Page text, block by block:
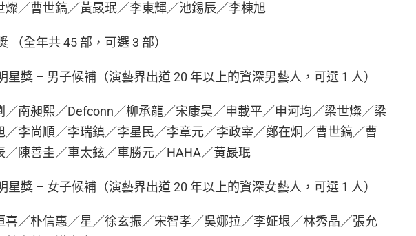
燦／曹世鎬／黃晸珉／李東輝／池錫辰／李棟旭
（全年共 45 部，可選 3 部）
獎 – 男子候補（演藝界出道 20 年以上的資深男藝人，可選 1 人）
／南昶熙／Defconn／柳承龍／宋康昊／申載平／申河均／梁世燦／梁
／李尚順／李瑞鎮／李星民／李章元／李政宰／鄭在炯／曹世鎬／曹
／陳善圭／車太鉉／車勝元／HAHA／黃晸珉
獎 – 女子候補（演藝界出道 20 年以上的資深女藝人，可選 1 人）
喜／朴信惠／星／徐玄振／宋智孝／吳娜拉／李姃垠／林秀晶／張允